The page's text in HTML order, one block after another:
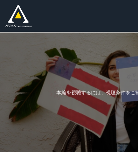
本編を視聴するには、視聴条件をご